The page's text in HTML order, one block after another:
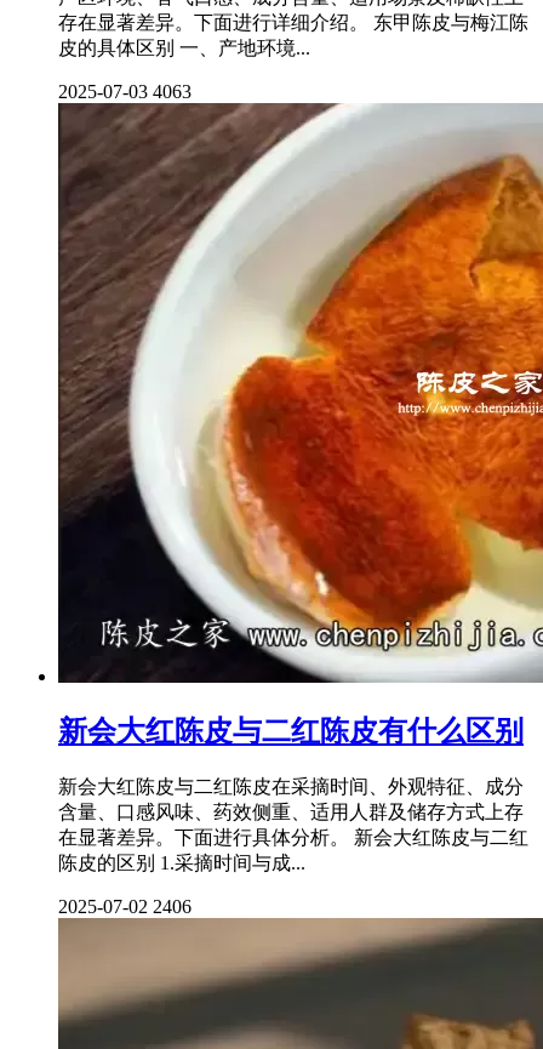
存在显著差异。下面进行详细介绍。 东甲陈皮与梅江陈
皮的具体区别 一、产地环境...
2025-07-03 4063
新会大红陈皮与二红陈皮有什么区别
新会大红陈皮与二红陈皮在采摘时间、外观特征、成分
含量、口感风味、药效侧重、适用人群及储存方式上存
在显著差异。下面进行具体分析。 新会大红陈皮与二红
陈皮的区别 1.采摘时间与成...
2025-07-02 2406